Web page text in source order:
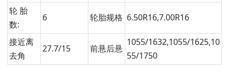
轮 胎
数:
6 轮胎规格 6.50R16,7.00R16
接近离
去角
27.7/15 前悬后悬
1055/1632,1055/1625,10
55/1750